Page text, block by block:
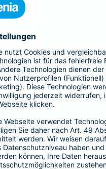
AG
Webseite